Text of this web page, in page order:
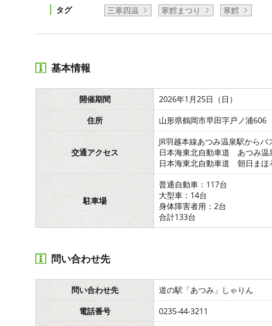
タグ 三寒四温 寒鱈まつり 寒鱈
基本情報
開催期間
2026年1月25日（日）
住所
山形県鶴岡市早田字戸ノ浦606
交通アクセス
JR羽越本線あつみ温泉駅からバ
日本海東北自動車道 あつみ温
日本海東北自動車道 朝日まほ
駐車場
普通自動車：117台
大型車：14台
身体障害者用：2台
合計133台
問い合わせ先
問い合わせ先
道の駅「あつみ」しゃりん
電話番号
0235-44-3211